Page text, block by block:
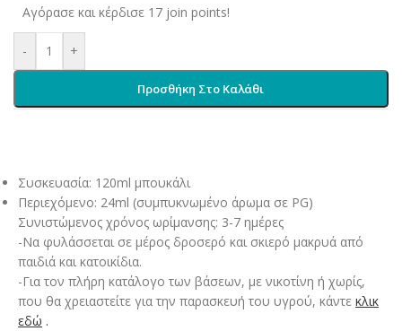
Αγόρασε και κέρδισε 17 join points!
- +
Προσθήκη Στο Καλάθι
Συσκευασία: 120ml μπουκάλι
Περιεχόμενο: 24ml (συμπυκνωμένο άρωμα σε PG)
Συνιστώμενος χρόνος ωρίμανσης: 3-7 ημέρες
-Να φυλάσσεται σε μέρος δροσερό και σκιερό μακρυά από
παιδιά και κατοικίδια.
-Για τον πλήρη κατάλογο των βάσεων, με νικοτίνη ή χωρίς,
που θα χρειαστείτε για την παρασκευή του υγρού, κάντε κλικ
εδώ .